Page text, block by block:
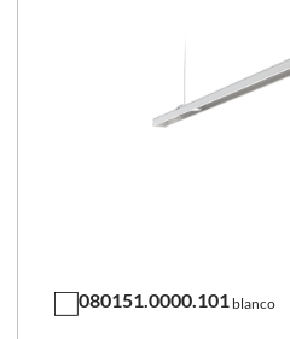
080151.0000.101 blanco